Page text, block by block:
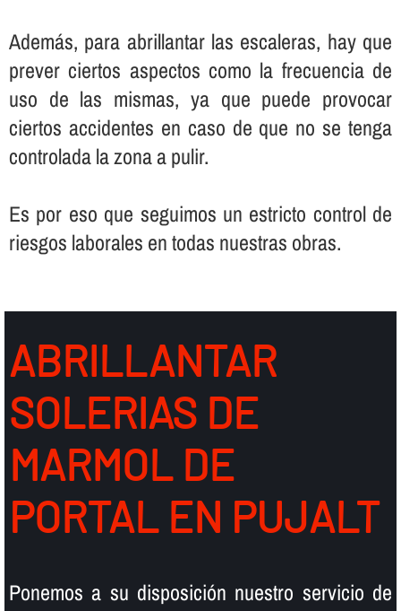
Además, para abrillantar las escaleras, hay que
prever ciertos aspectos como la frecuencia de
uso de las mismas, ya que puede provocar
ciertos accidentes en caso de que no se tenga
controlada la zona a pulir.
Es por eso que seguimos un estricto control de
riesgos laborales en todas nuestras obras.
ABRILLANTAR
SOLERIAS DE
MARMOL DE
PORTAL EN PUJALT
Ponemos a su disposición nuestro servicio de